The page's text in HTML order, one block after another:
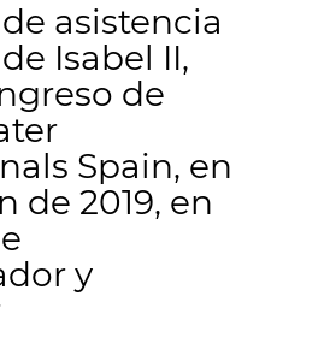
asistencia
Isabel II,
de
Spain, en
de 2019, en
y